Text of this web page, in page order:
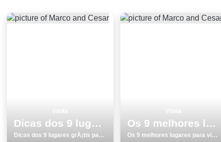
Dicas dos 9 lugares grÃ¡tis para visitar monumentos Portalegre
Dicas dos 9 lugares grÃ¡tis para visitar monumentos Portalegre
Os 9 melhores lugares para visitar em Peniche
Os 9 melhores lugares para visitar em Peniche